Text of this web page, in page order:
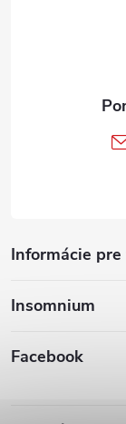
Informácie pre
Insomnium
Facebook